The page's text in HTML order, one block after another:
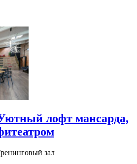
лофт мансарда,
зал